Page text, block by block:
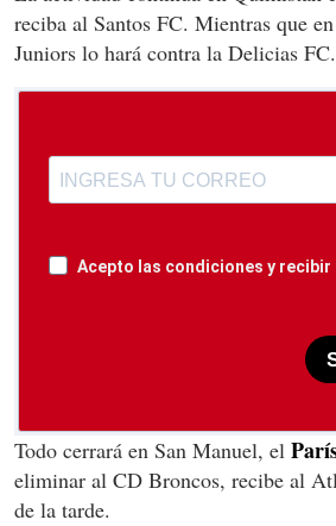
reciba al Santos FC. Mientras que
Juniors lo hará contra la Delicias FC.
Acepto las condiciones y
Todo cerrará en San Manuel, el
eliminar al CD Broncos, recibe al
de la tarde.